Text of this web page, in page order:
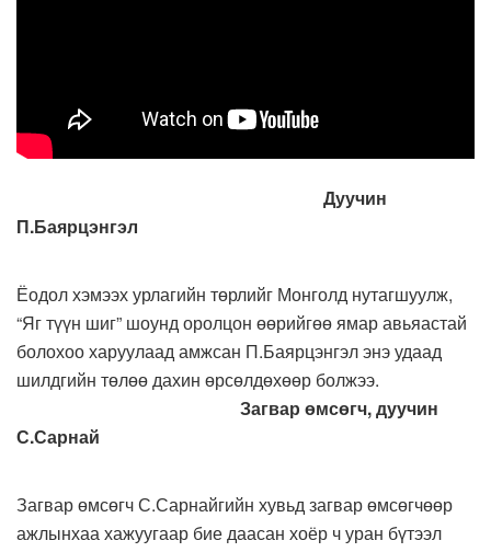
Дуучин
П.Баярцэнгэл
Ёодол хэмээх урлагийн төрлийг Монголд нутагшуулж,
“Яг түүн шиг” шоунд оролцон өөрийгөө ямар авьяастай
болохоо харуулаад амжсан П.Баярцэнгэл энэ удаад
шилдгийн төлөө дахин өрсөлдөхөөр болжээ.
Загвар өмсөгч, дуучин
С.Сарнай
Загвар өмсөгч С.Сарнайгийн хувьд загвар өмсөгчөөр
ажлынхаа хажуугаар бие даасан хоёр ч уран бүтээл